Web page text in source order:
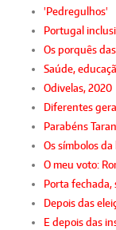
'Pedregulhos'
Portugal
Os porquês
Saúde,
Odivelas, 2020
Diferentes
Parabéns
Os símbolos
O meu voto:
Porta
Depois das
E depois das